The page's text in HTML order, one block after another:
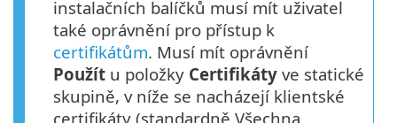
instalačních balíčků musí mít uživatel
také oprávnění pro přístup k
certifikátům. Musí mít oprávnění
Použít u položky Certifikáty ve statické
skupině, v níže se nacházejí klientské
certifikáty (standardně Všechna